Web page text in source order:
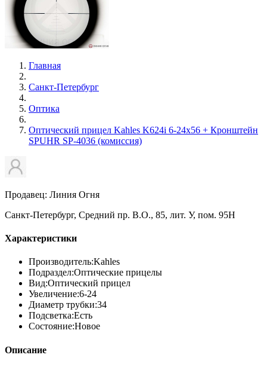
Главная
Санкт-Петербург
Оптика
Оптический прицел Kahles K624i 6-24x56 + Кронштейн
SPUHR SP-4036 (комиссия)
Продавец: Линия Огня
Санкт-Петербург, Средний пр. В.О., 85, лит. У, пом. 95Н
Характеристики
Производитель:Kahles
Подраздел:Оптические прицелы
Вид:Оптический прицел
Увеличение:6-24
Диаметр трубки:34
Подсветка:Есть
Состояние:Новое
Описание